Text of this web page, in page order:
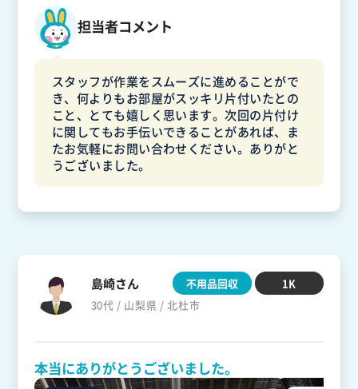
担当者コメント
スタッフが作業をスムーズに進めることがで
き、何よりもお部屋がスッキリ片付いたとの
こと、とても嬉しく思います。次回の片付け
に関してもお手伝いできることがあれば、ま
たお気軽にお問い合わせください。ありがと
うございました。
島崎さん
30代 / 山梨県 / 北杜市
不用品回収 1K
本当にありがとうございました。